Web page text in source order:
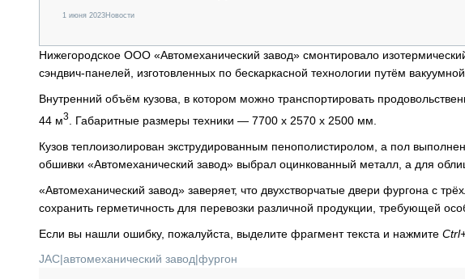
ИСПЫТАТЕЛИ
ТЕХНОЛОГИИ
ДОРОЖНАЯ ИНДУСТРИЯ
СЕРВИСМЕНЫ
1 июня 2023Новости
Нижегородское ООО «Автомеханический завод» смонтировало
сэндвич-панелей, изготовленных по бескаркасной технологии путём
Внутренний объём кузова, в котором можно транспортировать
44 м3
. Габаритные размеры техники — 7700 х 2570 х 2500 мм.
Кузов теплоизолирован экструдированным пенополистиролом, а пол
обшивки «Автомеханический завод» выбрал оцинкованный металл, а для
«Автомеханический завод» заверяет, что двухстворчатые двери фургона с
сохранить герметичность для перевозки различной продукции, требующей
Если вы нашли ошибку, пожалуйста, выделите фрагмент текста и нажмите
JAC|автомеханический завод|фургон